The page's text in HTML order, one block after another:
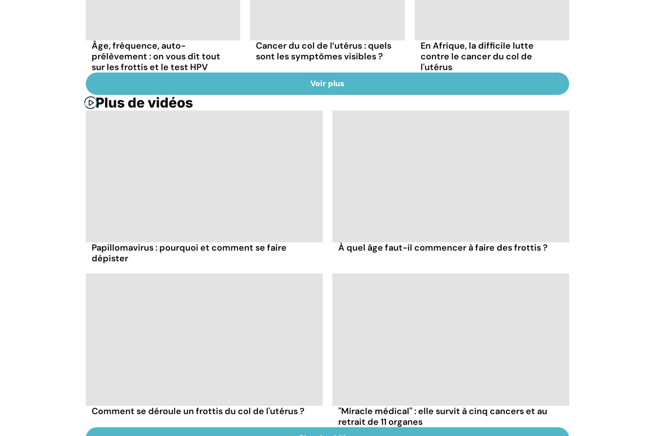
Âge, fréquence, auto-
prélèvement : on vous dit tout
sur les frottis et le test HPV
Cancer du col de l’utérus : quels
sont les symptômes visibles ?
En Afrique, la difficile lutte
contre le cancer du col de
l'utérus
Voir plus
Plus de vidéos
Papillomavirus : pourquoi et comment se faire
dépister
À quel âge faut-il commencer à faire des frottis ?
Comment se déroule un frottis du col de l'utérus ?
"Miracle médical" : elle survit à cinq cancers et au
retrait de 11 organes